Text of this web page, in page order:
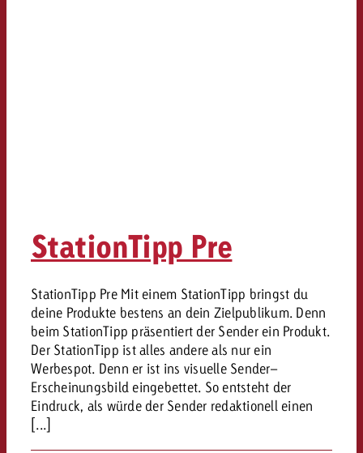
StationTipp Pre
StationTipp Pre Mit einem StationTipp bringst du
deine Produkte bestens an dein Zielpublikum. Denn
beim StationTipp präsentiert der Sender ein Produkt.
Der StationTipp ist alles andere als nur ein
Werbespot. Denn er ist ins visuelle Sender–
Erscheinungsbild eingebettet. So entsteht der
Eindruck, als würde der Sender redaktionell einen
[...]